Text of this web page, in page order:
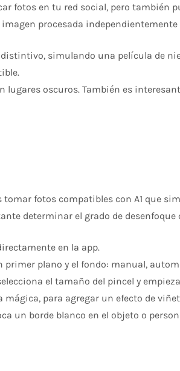
fotos en tu red social, pero también
procesada
simulando una película de
oscuros. También es
fotos compatibles con A1 que
determinar el grado de desenfoque
en la app.
plano y el fondo: manual,
el tamaño del pincel y
para agregar un efecto de
un borde blanco en el objeto o